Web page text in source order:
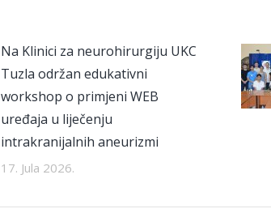
Na Klinici za neurohirurgiju UKC
Tuzla održan edukativni
workshop o primjeni WEB
uređaja u liječenju
intrakranijalnih aneurizmi
17. Jula 2026.